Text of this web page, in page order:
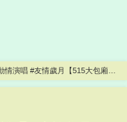
情演唱 #友情歲月【515大包廂
中信兄弟